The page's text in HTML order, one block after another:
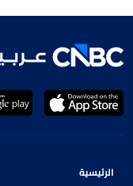
الرئيسية